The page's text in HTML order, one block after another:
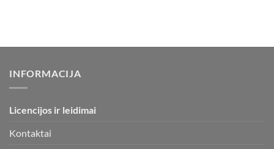
INFORMACIJA
Licencijos ir leidimai
Kontaktai